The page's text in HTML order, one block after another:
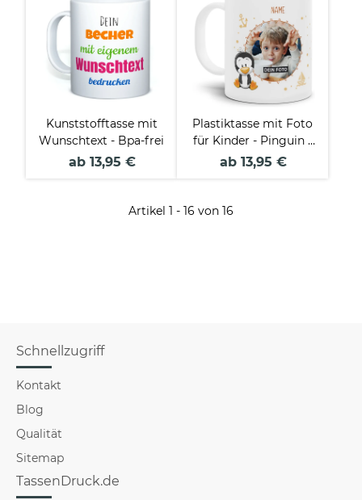
Kunststofftasse mit
Wunschtext - Bpa-frei
ab 13,95 €
Plastiktasse mit Foto
für Kinder - Pinguin -
mit Name
ab 13,95 €
Artikel 1 - 16 von 16
Schnellzugriff
Kontakt
Blog
Qualität
Sitemap
TassenDruck.de